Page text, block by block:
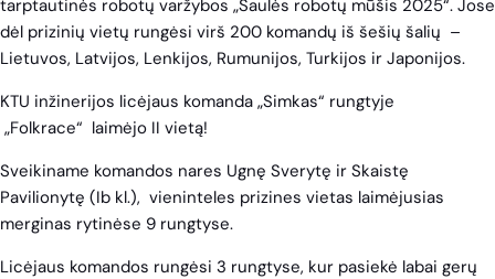
tarptautinės robotų varžybos „Saulės robotų mūšis 2025“. Jose
dėl prizinių vietų rungėsi virš 200 komandų iš šešių šalių –
Lietuvos, Latvijos, Lenkijos, Rumunijos, Turkijos ir Japonijos.
KTU inžinerijos licėjaus komanda „Simkas“ rungtyje
„Folkrace“ laimėjo II vietą!
Sveikiname komandos nares Ugnę Sverytę ir Skaistę
Pavilionytę (Ib kl.), vieninteles prizines vietas laimėjusias
merginas rytinėse 9 rungtyse.
Licėjaus komandos rungėsi 3 rungtyse, kur pasiekė labai gerų